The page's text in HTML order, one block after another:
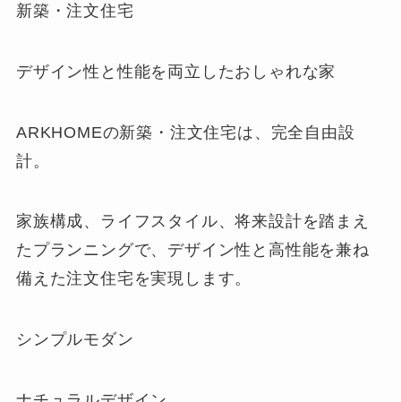
新築・注文住宅
デザイン性と性能を両立したおしゃれな家
ARKHOMEの新築・注文住宅は、完全自由設
計。
家族構成、ライフスタイル、将来設計を踏まえ
たプランニングで、デザイン性と高性能を兼ね
備えた注文住宅を実現します。
シンプルモダン